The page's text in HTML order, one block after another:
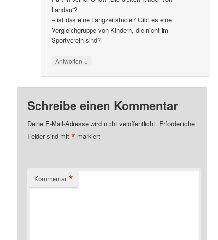
Landau“?
– ist das eine Langzeitstudie? Gibt es eine
Vergleichgruppe von Kindern, die nicht im
Sportverein sind?
Antworten ↓
Schreibe einen Kommentar
Deine E-Mail-Adresse wird nicht veröffentlicht. Erforderliche
Felder sind mit* markiert
Kommentar *